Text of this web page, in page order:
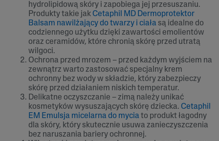
hydrolipidową skóry i zapobiega jej przesuszaniu.
Produkty takie jak Cetaphil MD Dermoprotektor
Balsam nawilżający do twarzy i ciała są idealne do
codziennego użytku dzięki zawartości emolientów
oraz ceramidów, które chronią skórę przed utratą
wilgoci.
Ochrona przed mrozem – przed każdym wyjściem na
zewnątrz warto zastosować specjalny krem
ochronny bez wody w składzie, który zabezpieczy
skórę przed działaniem niskich temperatur.
Delikatne oczyszczanie – zimą należy unikać
kosmetyków wysuszających skórę dziecka. Cetaphil
EM Emulsja micelarna do myciato produkt łagodny
dla skóry, który skutecznie usuwa zanieczyszczenia
bez naruszania bariery ochronnej.